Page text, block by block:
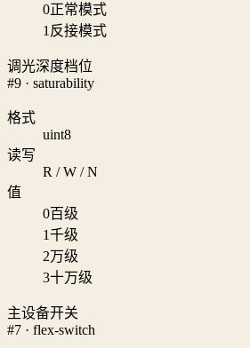
0正常模式
1 反接模式
调光深度档位
#9 · saturability
格式
uint8
读写
R / W / N
值
0百级
1千级
2万级
3十万级
主设备开关
#7 · flex-switch